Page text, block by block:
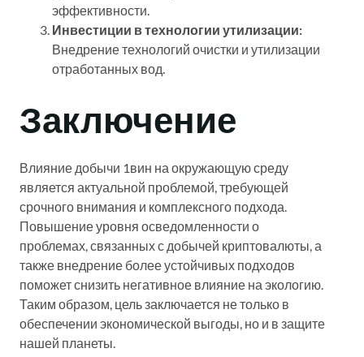
эффективности.
Инвестиции в технологии утилизации:
Внедрение технологий очистки и утилизации
отработанных вод.
Заключение
Влияние добычи 1вин на окружающую среду
является актуальной проблемой, требующей
срочного внимания и комплексного подхода.
Повышение уровня осведомленности о
проблемах, связанных с добычей криптовалюты, а
также внедрение более устойчивых подходов
поможет снизить негативное влияние на экологию.
Таким образом, цель заключается не только в
обеспечении экономической выгоды, но и в защите
нашей планеты.